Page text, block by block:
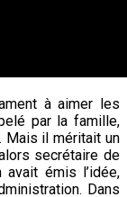
à aimer les
par la famille,
Mais il méritait un
secrétaire de
avait émis l’idée,
Dans